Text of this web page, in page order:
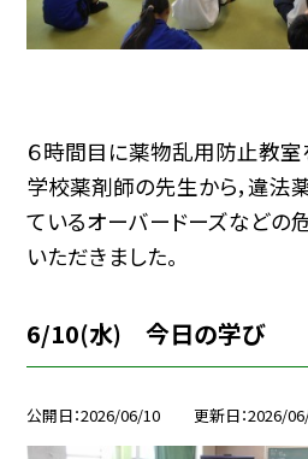
６時間目に薬物乱用防止教室
学校薬剤師の先生から，違法
ているオーバードーズなどの
いただきました。
6/10(水) 今日の学び
公開日 2026/06/10 更新日 2026/